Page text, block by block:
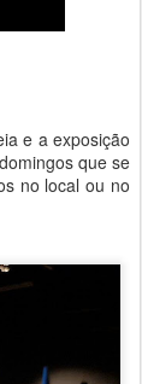
e a exposição
que se
no local ou no